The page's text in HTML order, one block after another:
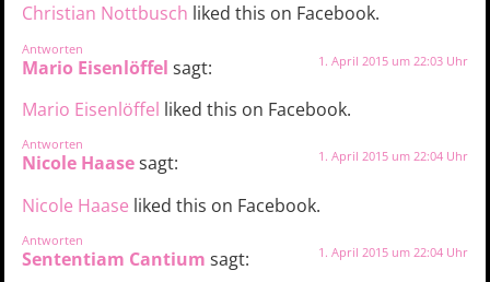
Christian Nottbusch liked this on Facebook.
Antworten
Mario Eisenlöffel sagt: 1. April 2015 um 22:03 Uhr
Mario Eisenlöffel liked this on Facebook.
Antworten
Nicole Haasesagt: 1. April 2015 um 22:04 Uhr
Nicole Haase liked this on Facebook.
Antworten
Sententiam Cantium sagt: 1. April 2015 um 22:04 Uhr